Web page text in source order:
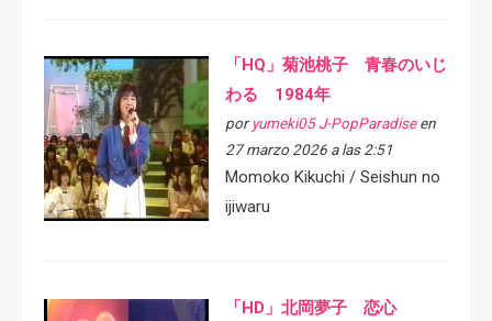
「HQ」菊池桃子 青春のいじ
わる 1984年
por yumeki05 J-PopParadiseen
27 marzo 2026 a las 2:51
Momoko Kikuchi / Seishun no
ijiwaru
「HD」北岡夢子 恋心